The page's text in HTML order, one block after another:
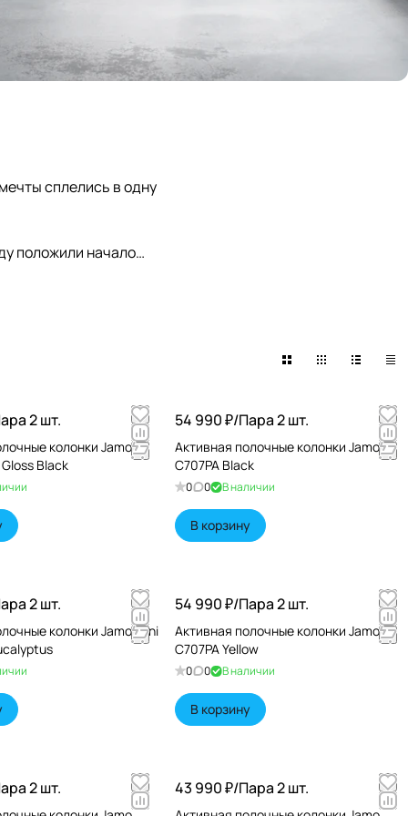
сплелись в одну
положили начало
сдержанность и
живёт в каждом
что техника может
радовать и слух,
совершенства,
2 шт.
колонки Jamo
Black
54 990 ₽/Пара 2 шт.
Активная полочные колонки Jamo
C707PA Black
0 0 В наличии
В корзину
2 шт.
колонки Jamo Mini
54 990 ₽/Пара 2 шт.
Активная полочные колонки Jamo
C707PA Yellow
0 0 В наличии
В корзину
2 шт. 43 990 ₽/Пара 2 шт.